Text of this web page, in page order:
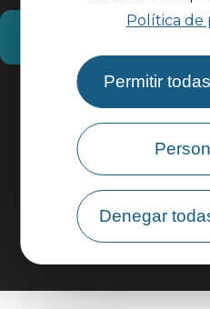
Política de
Permitir
Denegar
Área
Área